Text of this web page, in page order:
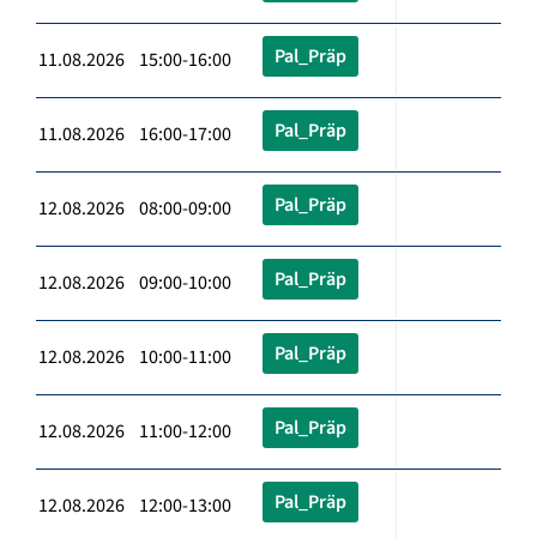
11.08.2026 15:00-16:00 Pal_Präp
11.08.2026 16:00-17:00 Pal_Präp
12.08.2026 08:00-09:00 Pal_Präp
12.08.2026 09:00-10:00 Pal_Präp
12.08.2026 10:00-11:00 Pal_Präp
12.08.2026 11:00-12:00 Pal_Präp
12.08.2026 12:00-13:00 Pal_Präp